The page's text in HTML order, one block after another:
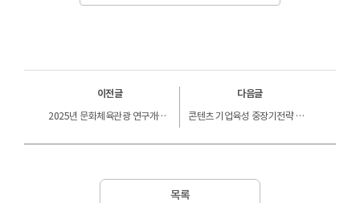
이전글
2025년 문화체육관광 연구개발사업(저작권 분야) 지정공모 신규과제 공고 서면평가 결과 공지
다음글
콘텐츠 기업육성 중장기전략 수립연구 위탁용역 선정평가 결과 공지
목록